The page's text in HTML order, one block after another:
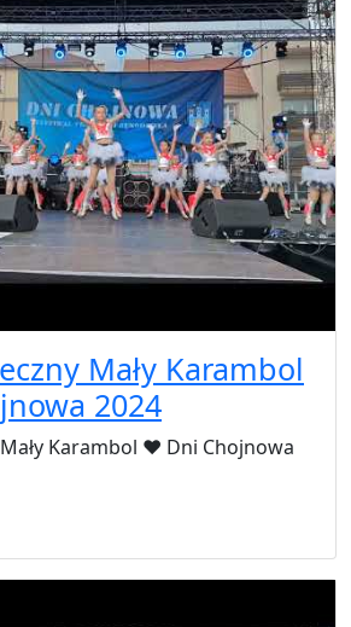
Mały Karambol
2024
Mały Karambol ❤️ Dni Chojnowa